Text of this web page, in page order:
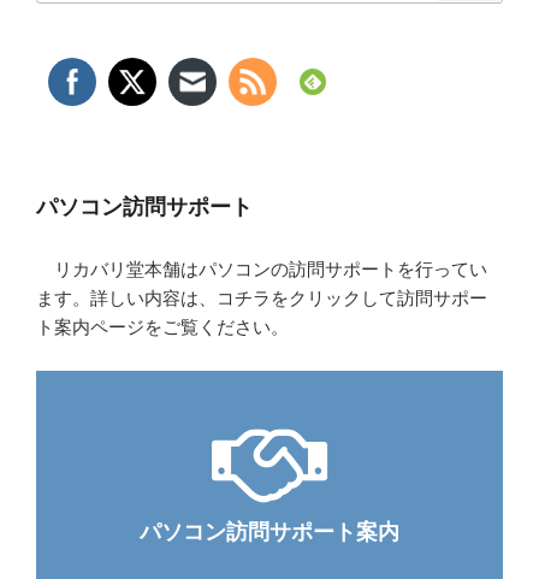
パソコン訪問サポート
リカバリ堂本舗はパソコンの訪問サポートを行ってい
ます。詳しい内容は、コチラをクリックして訪問サポー
ト案内ページをご覧ください。
パソコン訪問サポート案内